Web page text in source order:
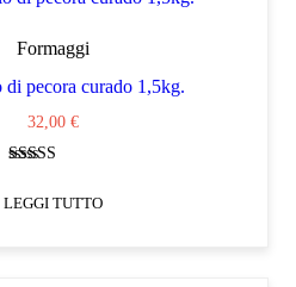
Formaggi
di pecora curado 1,5kg.
32,00 €
su 5
LEGGI TUTTO